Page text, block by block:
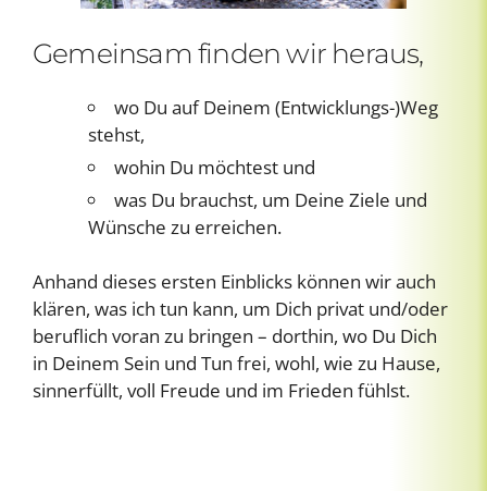
Gemeinsam finden wir heraus,
wo Du auf Deinem (Entwicklungs-)Weg
stehst,
wohin Du möchtest und
was Du brauchst, um Deine Ziele und
Wünsche zu erreichen.
Anhand dieses ersten Einblicks können wir auch
klären, was ich tun kann, um Dich privat und/oder
beruflich voran zu bringen – dorthin, wo Du Dich
in Deinem Sein und Tun frei, wohl, wie zu Hause,
sinnerfüllt, voll Freude und im Frieden fühlst.